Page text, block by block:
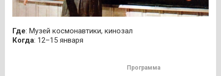
Где: Музей космонавтики, кинозал
Когда: 12–15 января
Программа